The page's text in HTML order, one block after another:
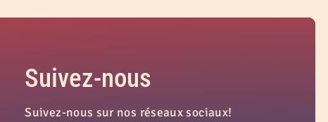
Suivez-nous
Suivez-nous sur nos réseaux sociaux!